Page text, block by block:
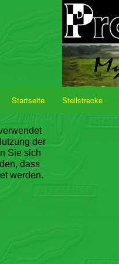
Startseite Steilstrecke
der
Sie sich
dass
werden.